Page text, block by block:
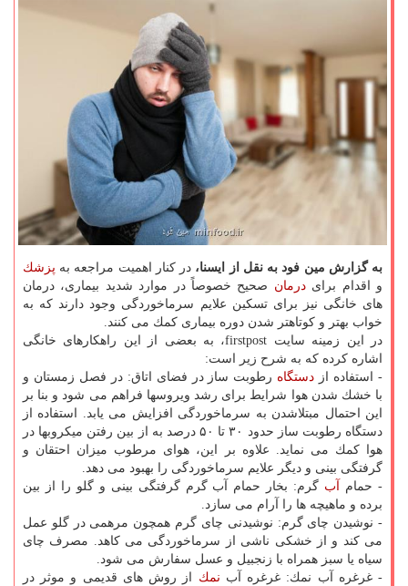
به گزارش مین فود به نقل از ایسنا، در كنار اهمیت مراجعه به پزشك
و اقدام برایدرمان صحیح خصوصاً در موارد شدید بیماری، درمان
های خانگی نیز برای تسكین علایم سرماخوردگی وجود دارند كه به
خواب بهتر و كوتاهتر شدن دوره بیماری كمك می كنند.
در این زمینه سایت firstpost، به بعضی از این راهكارهای خانگی
اشاره كرده كه به شرح زیر است:
- استفاده از دستگاه رطوبت ساز در فضای اتاق: در فصل زمستان و
با خشك شدن هوا شرایط برای رشد ویروسها فراهم می شود و بنا بر
این احتمال مبتلاشدن به سرماخوردگی افزایش می یابد. استفاده از
دستگاه رطوبت ساز حدود ۳۰ تا ۵۰ درصد به از بین رفتن میكروبها در
هوا كمك می نماید. علاوه بر این، هوای مرطوب میزان احتقان و
گرفتگی بینی و دیگر علایم سرماخوردگی را بهبود می دهد.
- حمام
آب گرم: بخار حمام آب گرم گرفتگی بینی و گلو را از بین
برده و ماهیچه ها را آرام می سازد.
- نوشیدن چای گرم: نوشیدنی چای گرم همچون مرهمی در گلو عمل
می كند و از خشكی ناشی از سرماخوردگی می كاهد. مصرف چای
سیاه یا سبز همراه با زنجبیل و عسل سفارش می شود.
- غرغره آب نمك: غرغره آب نمك از روش های قدیمی و موثر در